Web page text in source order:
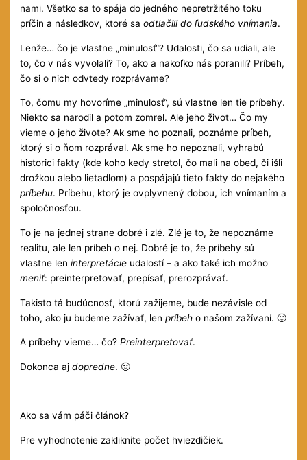
nami. Všetko sa to spája do jedného nepretržitého toku
príčin a následkov, ktoré saodtlačili do ľudského vnímania.
Lenže… čo je vlastne „minulosť“? Udalosti, čo sa udiali, ale
to, čo v nás vyvolali? To, ako a nakoľko nás poranili? Príbeh,
čo si o nich odvtedy rozprávame?
To, čomu my hovoríme „minulosť“, sú vlastne len tie príbehy.
Niekto sa narodil a potom zomrel. Ale jeho život… Čo my
vieme o jeho živote? Ak sme ho poznali, poznáme príbeh,
ktorý si o ňom rozprával. Ak sme ho nepoznali, vyhrabú
historici fakty (kde koho kedy stretol, čo mali na obed, či išli
drožkou alebo lietadlom) a pospájajú tieto fakty do nejakého
príbehu. Príbehu, ktorý je ovplyvnený dobou, ich vnímaním a
spoločnosťou.
To je na jednej strane dobré i zlé. Zlé je to, že nepoznáme
realitu, ale len príbeh o nej. Dobré je to, že príbehy sú
vlastne leninterpretácie udalostí – a ako také ich možno
meniť: preinterpretovať, prepísať, prerozprávať.
Takisto tá budúcnosť, ktorú zažijeme, bude nezávisle od
toho, ako ju budeme zažívať, lenpríbeh o našom zažívaní. 🙂
A príbehy vieme… čo?Preinterpretovať.
Dokonca ajdopredne. 🙂
Ako sa vám páči článok?
Pre vyhodnotenie zakliknite počet hviezdičiek.